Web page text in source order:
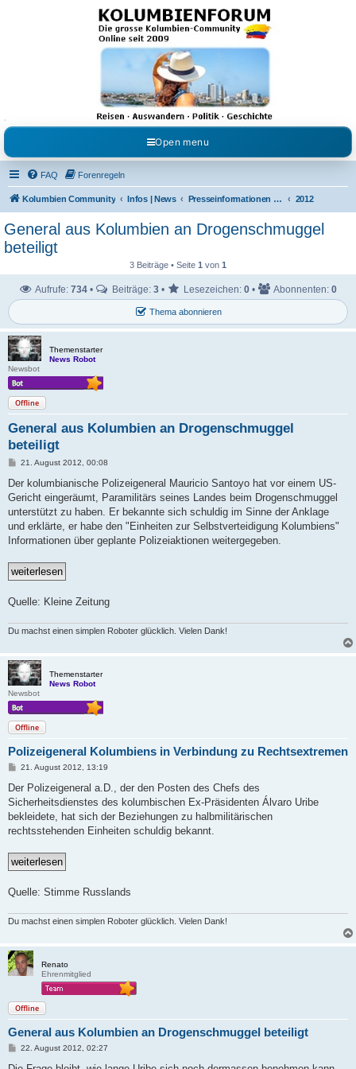
Kolumbienforum - Das
grosse Forum der
Freunde Kolumbiens
Reisen, Auswandern, Kultur, Politik, Geschichte und Visum in Kolumbien und Venezuela.
Austausch, Erfahrungen und Gemeinschaft im Kolumbienforum
Open menu
FAQ Forenregeln
Kolumbien Community Infos | News Presseinformationen & Neuigkeiten 2012
General aus Kolumbien an Drogenschmuggel
beteiligt
3 Beiträge • Seite 1 von 1
Thema abonnieren
Aufrufe: 734 • Beiträge: 3 • Lesezeichen: 0 • Abonnenten: 0
Themenstarter
News Robot
Newsbot
Offline
General aus Kolumbien an Drogenschmuggel
beteiligt
B
i
r
a
21. August 2012, 00:08
Der kolumbianische Polizeigeneral Mauricio Santoyo hat vor einem US-
Gericht eingeräumt, Paramilitärs seines Landes beim Drogenschmuggel
unterstützt zu haben. Er bekannte sich schuldig im Sinne der Anklage
und erklärte, er habe den "Einheiten zur Selbstverteidigung Kolumbiens"
Informationen über geplante Polizeiaktionen weitergegeben.
Quelle: Kleine Zeitung
Du machst einen simplen Roboter glücklich. Vielen Dank!
Themenstarter
News Robot
Newsbot
Offline
Polizeigeneral Kolumbiens in Verbindung zu Rechtsextremen
B
i
r
a
21. August 2012, 13:19
Der Polizeigeneral a.D., der den Posten des Chefs des
Sicherheitsdienstes des kolumbischen Ex-Präsidenten Álvaro Uribe
bekleidete, hat sich der Beziehungen zu halbmilitärischen
rechtsstehenden Einheiten schuldig bekannt.
Quelle: Stimme Russlands
Du machst einen simplen Roboter glücklich. Vielen Dank!
Renato
Ehrenmitglied
Offline
General aus Kolumbien an Drogenschmuggel beteiligt
B
i
22. August 2012, 02:27